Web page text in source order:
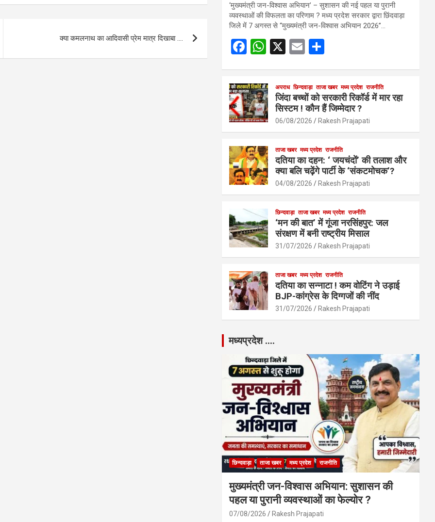
क्या कमलनाथ का आदिवासी प्रेम मात्र दिखाबा ….
‘मुख्यमंत्री जन-विश्वास अभियान’ – सुशासन की नई पहल या पुरानी
व्यवस्थाओं की विफलता का परिणाम ? मध्य प्रदेश सरकार द्वारा छिंदवाड़ा
जिले में 7 अगस्त से “मुख्यमंत्री जन-विश्वास अभियान 2026”…
F
b
o
o
W
s
A
p
X
E
e
अपराध छिन्दवाड़ा ताजा खबर मध्य प्रदेश राजनीति
जिंदा बच्चों को सरकारी रिकॉर्ड में मार रहा
सिस्टम ! कौन हैं जिम्मेदार ?
06/08/2026 Rakesh Prajapati
ताजा खबर मध्य प्रदेश राजनीति
दतिया का दहन: ‘ जयचंदों’ की तलाश और
क्या बलि चढ़ेंगे पार्टी के ‘संकटमोचक’?
04/08/2026 Rakesh Prajapati
छिन्दवाड़ा ताजा खबर मध्य प्रदेश राजनीति
‘मन की बात’ में गूंजा नरसिंहपुर: जल
संरक्षण में बनी राष्ट्रीय मिसाल
31/07/2026 Rakesh Prajapati
ताजा खबर मध्य प्रदेश राजनीति
दतिया का सन्नाटा ! कम वोटिंग ने उड़ाई
BJP-कांग्रेस के दिग्गजों की नींद
31/07/2026 Rakesh Prajapati
मध्यप्रदेश ….
छिन्दवाड़ा ताजा खबर मध्य प्रदेश राजनीति
मुख्यमंत्री जन-विश्वास अभियान: सुशासन की
पहल या पुरानी व्यवस्थाओं का फेल्योर ?
07/08/2026 Rakesh Prajapati